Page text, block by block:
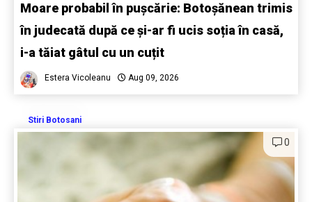
Moare probabil în pușcărie: Botoșănean trimis
în judecată după ce și-ar fi ucis soția în casă,
i-a tăiat gâtul cu un cuțit
Estera Vicoleanu Aug 09, 2026
Stiri Botosani
0